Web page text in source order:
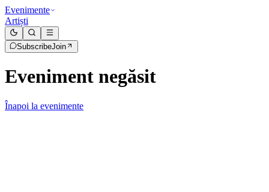
Evenimente
Artiști
SubscribeJoin
Eveniment negăsit
Înapoi la evenimente